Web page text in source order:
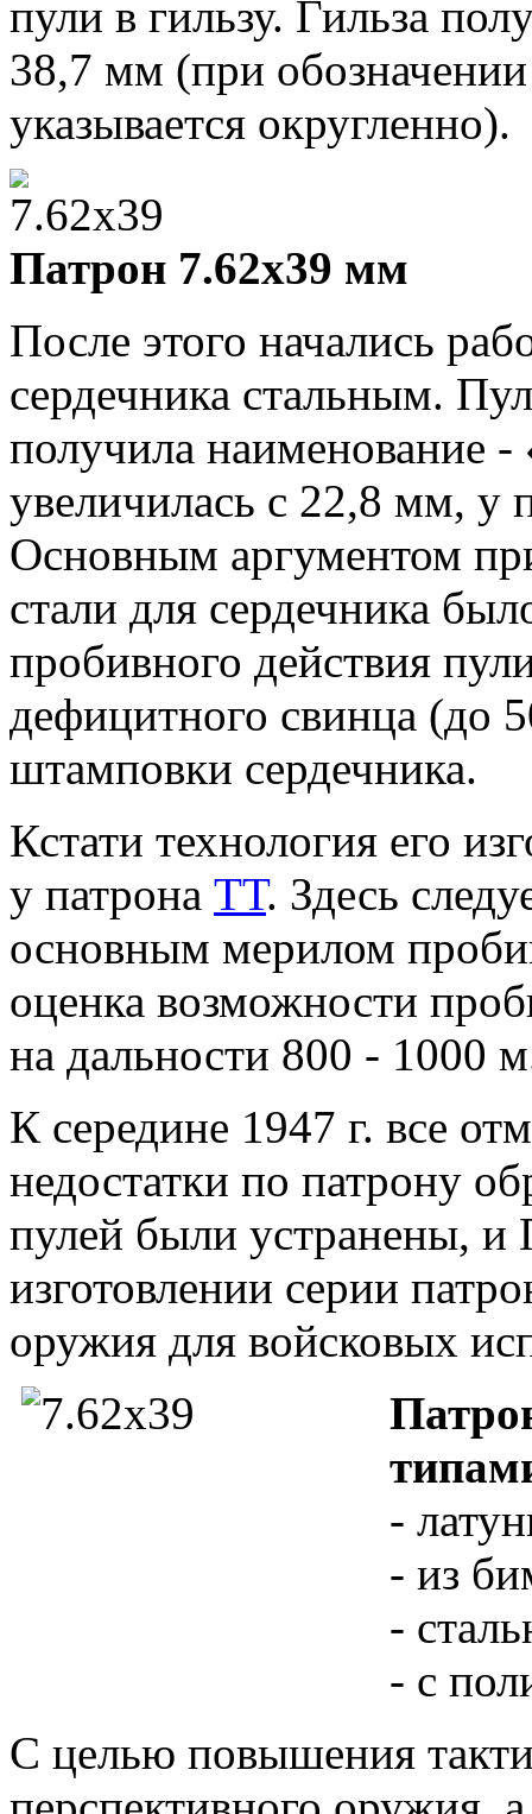
пули в гильзу. Гильза
38,7 мм (при
указывается округленно).
Патрон 7.62x39 мм
После этого начались
сердечника стальным.
получила наименование -
увеличилась с 22,8 мм, у
Основным аргументом
стали для сердечника
пробивного действия
дефицитного свинца (до
штамповки сердечника.
Кстати технология его
у патрона ТТ. Здесь
основным мерилом
оценка возможности
на дальности 800 - 1000
К середине 1947 г. все
недостатки по патрону
пулей были устранены,
изготовлении серии
оружия для войсковых
-
- из
-
- с
С целью повышения